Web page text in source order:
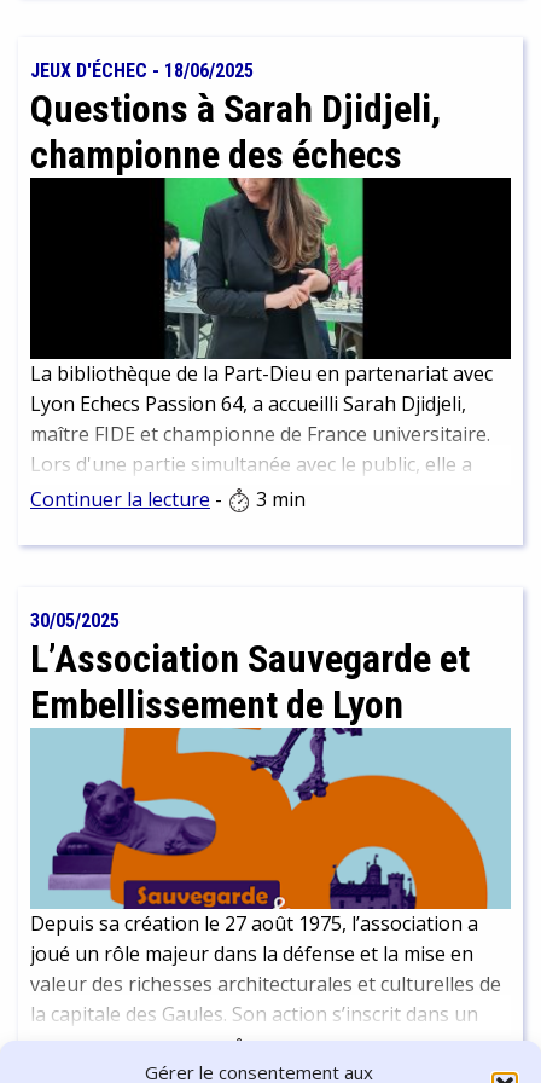
Gérer le consentement aux
cependant à ne pas trop plonger dans un chapitre
passionnant et en ressortir trois arrêts plus loin que
votre destination ! Nous parlons d’expérience…
JEUX D'ÉCHEC - 18/06/2025
Questions à Sarah Djidjeli,
championne des échecs
La bibliothèque de la Part-Dieu en partenariat avec
Lyon Echecs Passion 64, a accueilli Sarah Djidjeli,
maître FIDE et championne de France universitaire.
Lors d'une partie simultanée avec le public, elle a
affronté 44 joueuses et joueurs. Résultat final, alors
nuls et 41 victoires pour Sarah. C'est ici l'occasion de
Continuer la lecture - 3 min
30/05/2025
L’Association Sauvegarde et
Embellissement de Lyon
Depuis sa création le 27 août 1975, l’association a
joué un rôle majeur dans la défense et la mise en
valeur des richesses architecturales et culturelles de
la capitale des Gaules. Son action s’inscrit dans un
réseau plus large d’associations et de structures
engagées dans la préservation du patrimoine mais